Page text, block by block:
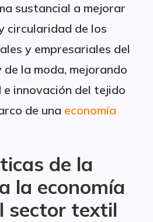
sustancial a mejorar
circularidad de los
y empresariales del
la moda, mejorando
innovación del tejido
de una economía
de la
la economía
sector textil